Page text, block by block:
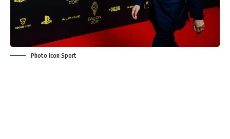
Photo Icon Sport